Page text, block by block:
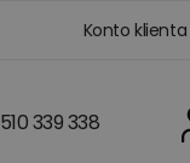
Konto klienta
510 339 338